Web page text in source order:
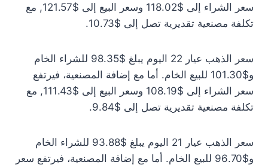
سعر الشراء إلى $118.02 وسعر البيع إلى $121.57, مع
تكلفة مصنعية تقديرية تصل إلى $10.73.
سعر الذهب عيار 22 اليوم يبلغ $98.35 للشراء الخام
و$101.30 للبيع الخام. أما مع إضافة المصنعية، فيرتفع
سعر الشراء إلى $108.19 وسعر البيع إلى $111.43, مع
تكلفة مصنعية تقديرية تصل إلى $9.84.
سعر الذهب عيار 21 اليوم يبلغ $93.88 للشراء الخام
و$96.70 للبيع الخام. أما مع إضافة المصنعية، فيرتفع سعر